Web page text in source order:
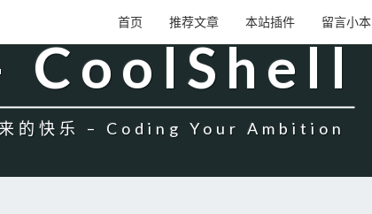
首页 推荐文章 本站插件 留言小本
CoolShell
来的快乐 – Coding Your Ambition